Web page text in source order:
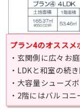
プラン4のオススメ
・玄関側に広々お庭
・LDKと和室の続き
・大容量シューズ
・2階にはバルコニ